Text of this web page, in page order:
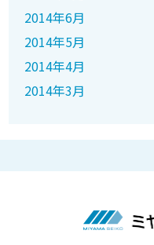
2014年6月
2014年5月
2014年4月
2014年3月